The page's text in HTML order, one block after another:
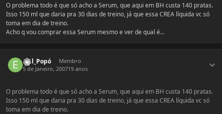
O problema todo é que só acho a Serum, que aqui em BH custa 140 pratas.
Isso 150 ml que daria pra 30 dias de treino, já que essa CREA líquida vc só
toma em dia de treino.
Acho q vou comprar essa Serum mesmo e ver de qual é...
Evil_Popó
Membro
5 de Janeiro, 200719 anos
O problema todo é que só acho a Serum, que aqui em BH custa 140 pratas.
Isso 150 ml que daria pra 30 dias de treino, já que essa CREA líquida vc só
toma em dia de treino.